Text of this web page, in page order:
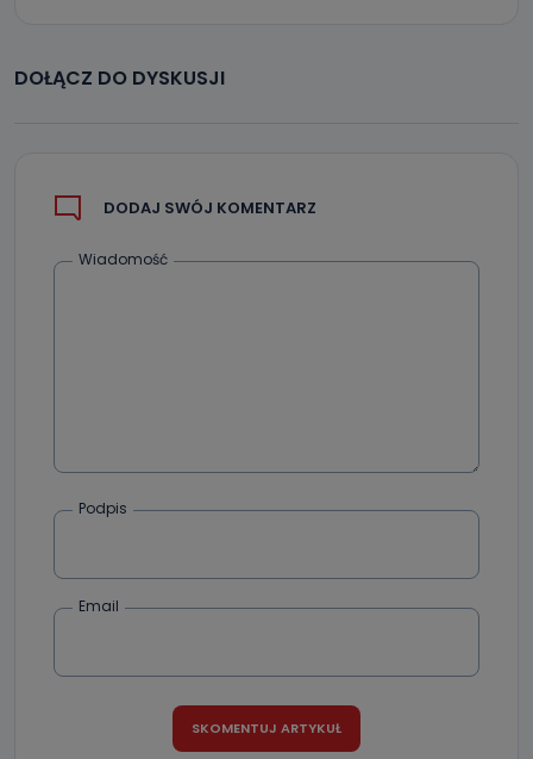
DOŁĄCZ DO DYSKUSJI
DODAJ SWÓJ KOMENTARZ
Wiadomość
Podpis
Email